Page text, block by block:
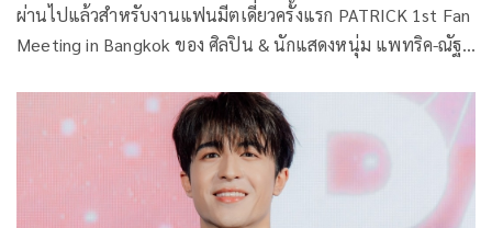
ผ่านไปแล้วสำหรับงานแฟนมีตเดี่ยวครั้งแรก PATRICK 1st Fan
Meeting in Bangkok ของ ศิลปิน & นักแสดงหนุ่ม แพทริค-ณัฐ
ของ แพทริค) ที่จัดแน่นด้วยความสุขไปกว่า 3 ชั่วโมง